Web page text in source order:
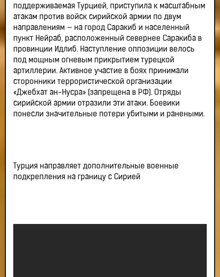
поддерживаемая Турцией, приступила к масштабным
атакам против войск сирийской армии по двум
направлениям — на город Саракиб и населенный
пункт Нейраб, расположенный севернее Саракиба в
провинции Идлиб. Наступление оппозиции велось
под мощным огневым прикрытием турецкой
артиллерии. Активное участие в боях принимали
сторонники террористической организации
«Джебхат ан-Нусра» (запрещена в РФ). Отряды
сирийской армии отразили эти атаки. Боевики
понесли значительные потери убитыми и ранеными.
Турция направляет дополнительные военные
подкрепления на границу с Сирией